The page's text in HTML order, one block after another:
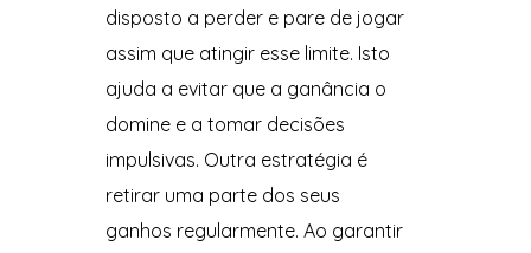
disposto a perder e pare de jogar
assim que atingir esse limite. Isto
ajuda a evitar que a ganância o
domine e a tomar decisões
impulsivas. Outra estratégia é
retirar uma parte dos seus
ganhos regularmente. Ao garantir